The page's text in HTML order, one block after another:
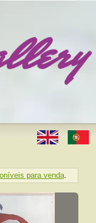
para venda.